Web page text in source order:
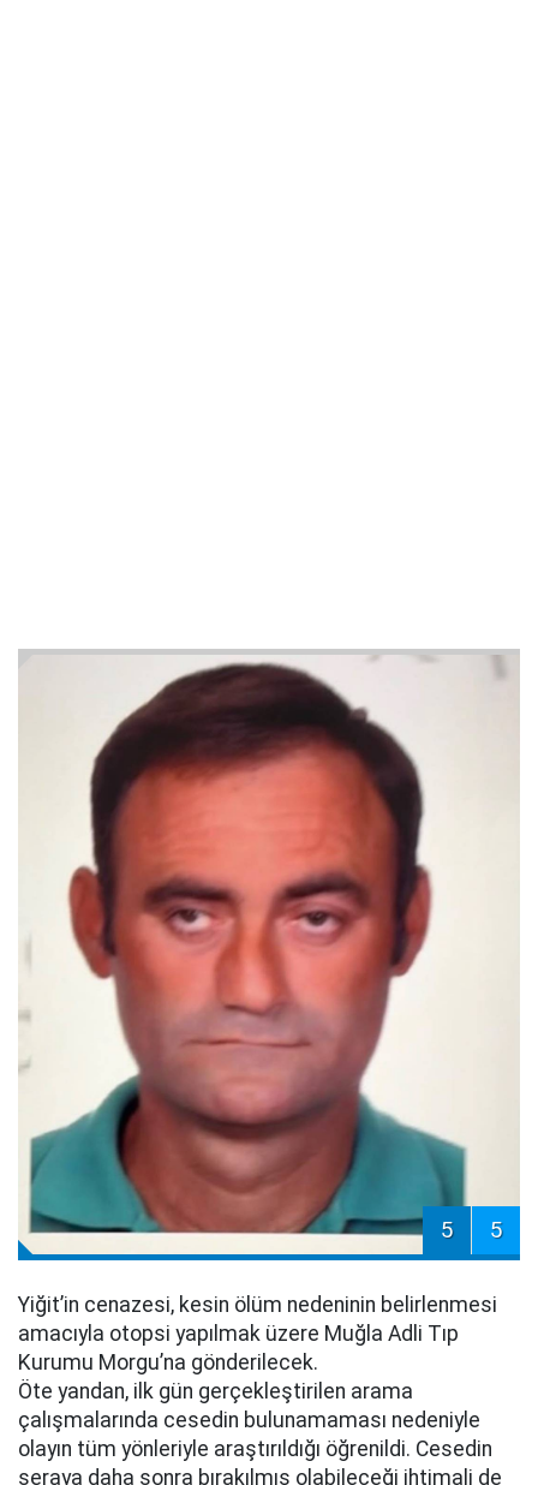
5 5
Yiğit’in cenazesi, kesin ölüm nedeninin belirlenmesi
amacıyla otopsi yapılmak üzere Muğla Adli Tıp
Kurumu Morgu’na gönderilecek.
Öte yandan, ilk gün gerçekleştirilen arama
çalışmalarında cesedin bulunamaması nedeniyle
olayın tüm yönleriyle araştırıldığı öğrenildi. Cesedin
seraya daha sonra bırakılmış olabileceği ihtimali de